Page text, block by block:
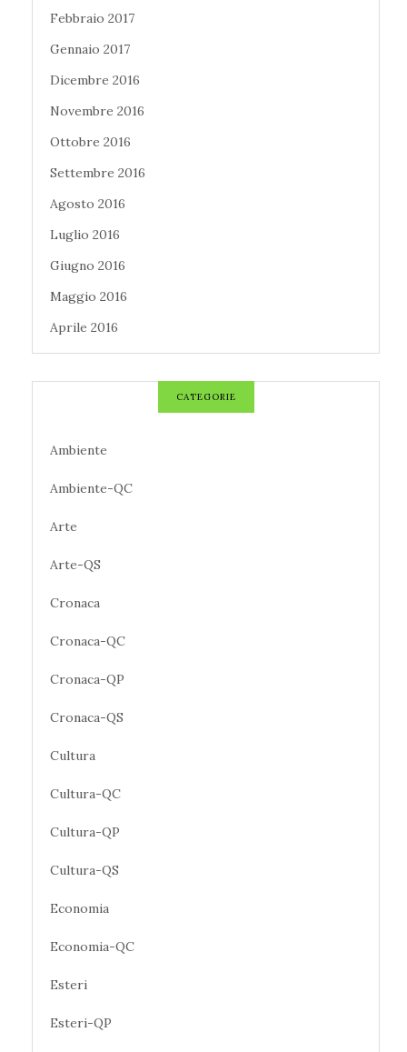
Febbraio 2017
Gennaio 2017
Dicembre 2016
Novembre 2016
Ottobre 2016
Settembre 2016
Agosto 2016
Luglio 2016
Giugno 2016
Maggio 2016
Aprile 2016
CATEGORIE
Ambiente
Ambiente-QC
Arte
Arte-QS
Cronaca
Cronaca-QC
Cronaca-QP
Cronaca-QS
Cultura
Cultura-QC
Cultura-QP
Cultura-QS
Economia
Economia-QC
Esteri
Esteri-QP